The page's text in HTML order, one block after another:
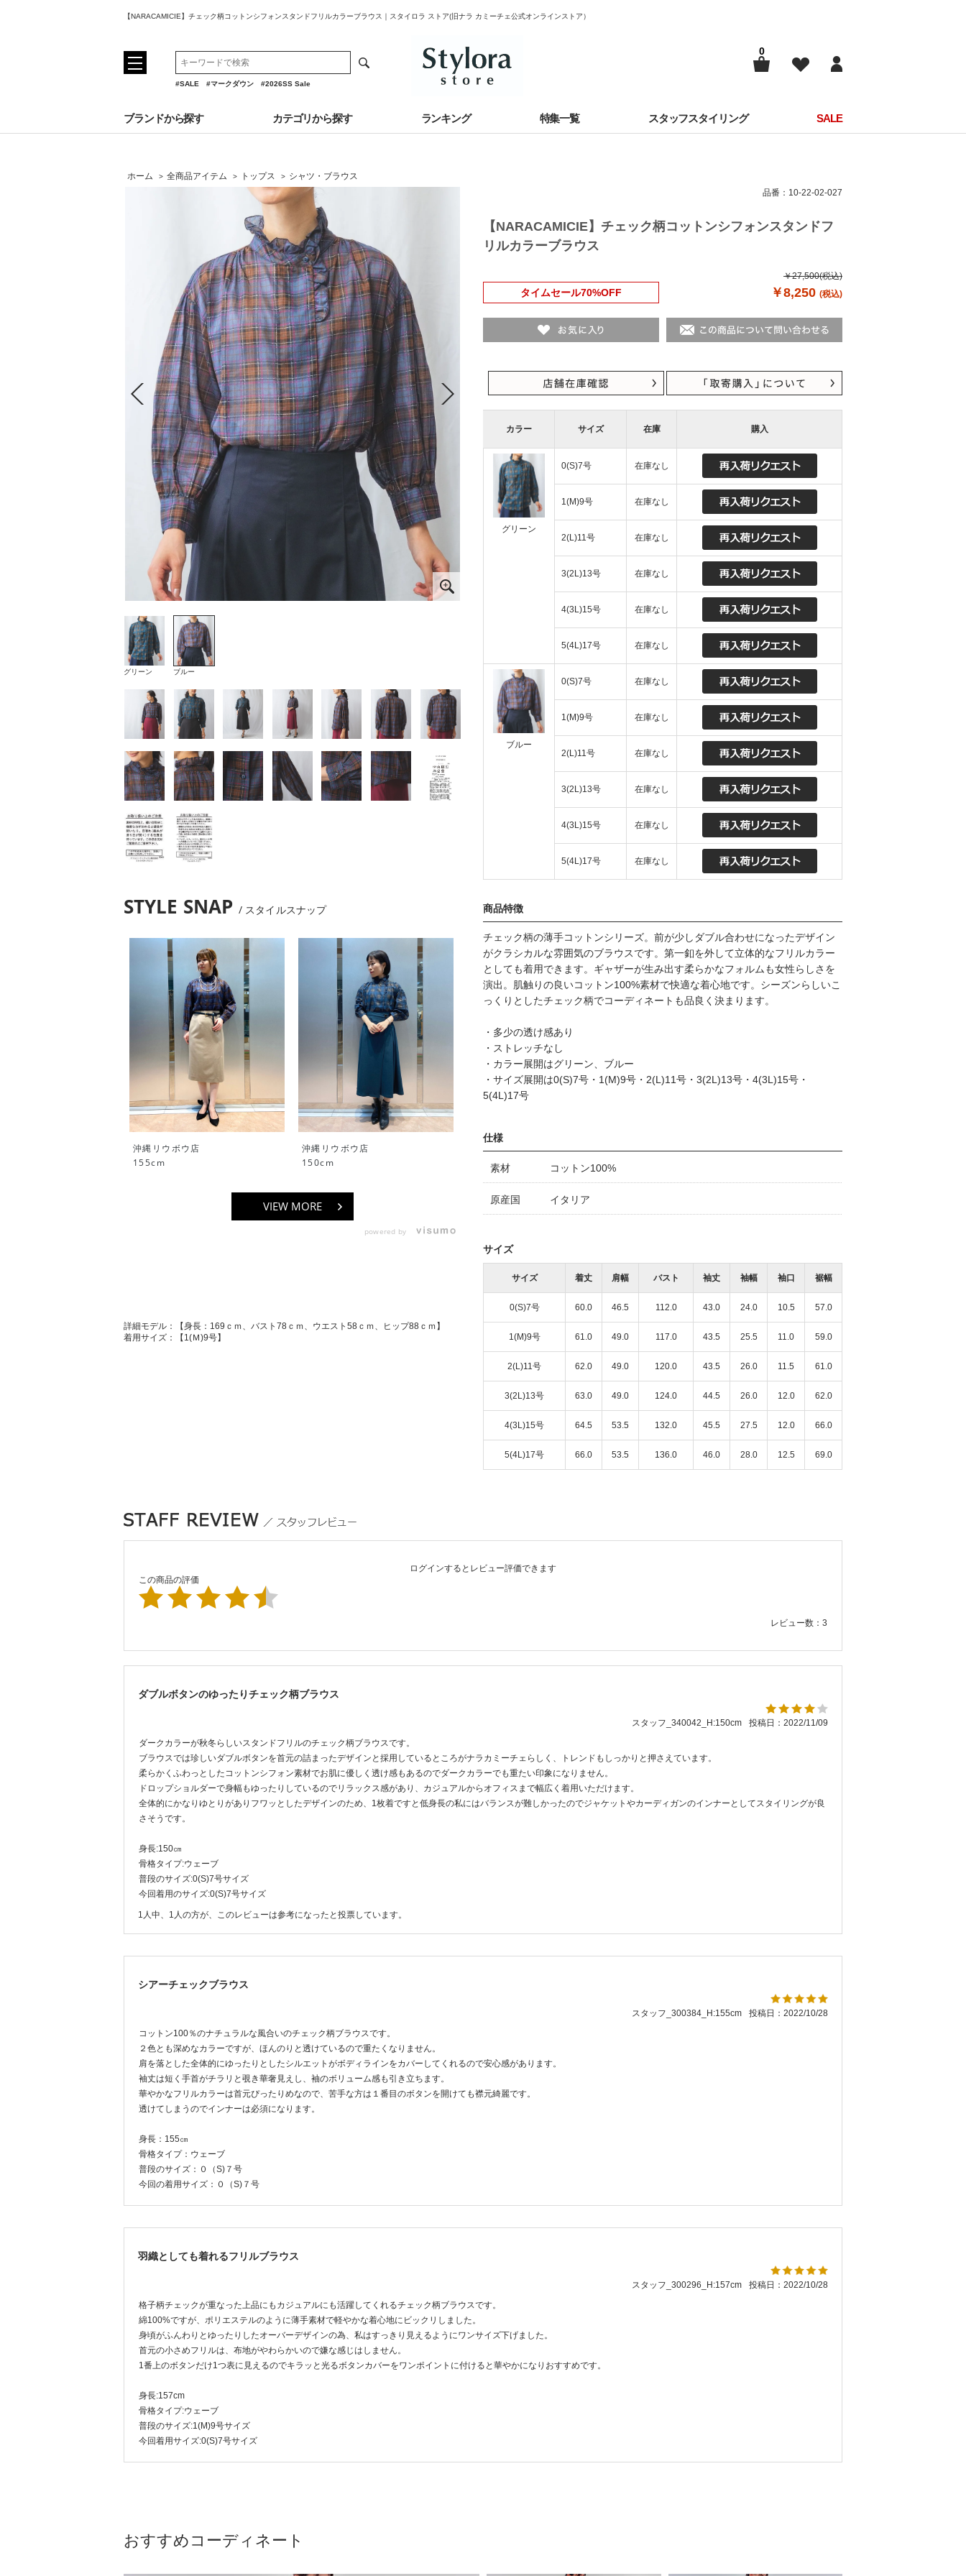
【NARACAMICIE】チェック柄コットンシフォンスタンドフリルカラーブラウス｜スタイロラ ストア(旧ナラ カミーチェ公式オンラインストア）
#SALE #マークダウン #2026SS Sale
0
ブランドから探す カテゴリから探す ランキング 特集一覧 スタッフスタイリング SALE
ホーム > 全商品アイテム > トップス > シャツ・ブラウス
グリーン ブルー
STYLE SNAP スタイルスナップ
沖縄リウボウ店
155cm
沖縄リウボウ店
150cm
沖縄リウボウ店
157cm
沖縄リウボウ店
梅田大丸店
VIEW MORE
powered by
詳細モデル：【身長：169ｃｍ、バスト78ｃｍ、ウエスト58ｃｍ、ヒップ88ｃｍ】
着用サイズ：【1(Ｍ)9号】
品番：10-22-02-027
【NARACAMICIE】チェック柄コットンシフォンスタンドフ
リルカラーブラウス
￥27,500(税込)
タイムセール70%OFF ￥8,250 (税込)
カラー サイズ 在庫 購入
グリーン
0(S)7号 在庫なし
1(M)9号 在庫なし
2(L)11号 在庫なし
3(2L)13号 在庫なし
4(3L)15号 在庫なし
5(4L)17号 在庫なし
ブルー
0(S)7号 在庫なし
1(M)9号 在庫なし
2(L)11号 在庫なし
3(2L)13号 在庫なし
4(3L)15号 在庫なし
5(4L)17号 在庫なし
商品特徴
チェック柄の薄手コットンシリーズ。前が少しダブル合わせになったデザイン
がクラシカルな雰囲気のブラウスです。第一釦を外して立体的なフリルカラー
としても着用できます。ギャザーが生み出す柔らかなフォルムも女性らしさを
演出。肌触りの良いコットン100%素材で快適な着心地です。シーズンらしいこ
っくりとしたチェック柄でコーディネートも品良く決まります。
・多少の透け感あり
・ストレッチなし
・カラー展開はグリーン、ブルー
・サイズ展開は0(S)7号・1(M)9号・2(L)11号・3(2L)13号・4(3L)15号・
5(4L)17号
仕様
素材 コットン100%
原産国 イタリア
サイズ
サイズ 着丈 肩幅 バスト 袖丈 袖幅 袖口 裾幅
0(S)7号 60.0 46.5 112.0 43.0 24.0 10.5 57.0
1(M)9号 61.0 49.0 117.0 43.5 25.5 11.0 59.0
2(L)11号 62.0 49.0 120.0 43.5 26.0 11.5 61.0
3(2L)13号 63.0 49.0 124.0 44.5 26.0 12.0 62.0
4(3L)15号 64.5 53.5 132.0 45.5 27.5 12.0 66.0
5(4L)17号 66.0 53.5 136.0 46.0 28.0 12.5 69.0
ログインするとレビュー評価できます
この商品の評価
レビュー数：3
ダブルボタンのゆったりチェック柄ブラウス
スタッフ_340042_H:150cm
投稿日：2022/11/09
ダークカラーが秋冬らしいスタンドフリルのチェック柄ブラウスです。
ブラウスでは珍しいダブルボタンを首元の詰まったデザインと採用しているところがナラカミーチェらしく、トレンドもしっかりと押さえています。
柔らかくふわっとしたコットンシフォン素材でお肌に優しく透け感もあるのでダークカラーでも重たい印象になりません。
ドロップショルダーで身幅もゆったりしているのでリラックス感があり、カジュアルからオフィスまで幅広く着用いただけます。
全体的にかなりゆとりがありフワッとしたデザインのため、1枚着ですと低身長の私にはバランスが難しかったのでジャケットやカーディガンのインナーとしてスタイリングが良
さそうです。
身長:150㎝
骨格タイプ:ウェーブ
普段のサイズ:0(S)7号サイズ
今回着用のサイズ:0(S)7号サイズ
1人中、1人の方が、このレビューは参考になったと投票しています。
シアーチェックブラウス
スタッフ_300384_H:155cm
投稿日：2022/10/28
コットン100％のナチュラルな風合いのチェック柄ブラウスです。
２色とも深めなカラーですが、ほんのりと透けているので重たくなりません。
肩を落とした全体的にゆったりとしたシルエットがボディラインをカバーしてくれるので安心感があります。
袖丈は短く手首がチラリと覗き華奢見えし、袖のボリューム感も引き立ちます。
華やかなフリルカラーは首元ぴったりめなので、苦手な方は１番目のボタンを開けても襟元綺麗です。
透けてしまうのでインナーは必須になります。
身長：155㎝
骨格タイプ：ウェーブ
普段のサイズ：０（S)７号
今回の着用サイズ：０（S)７号
羽織としても着れるフリルブラウス
スタッフ_300296_H:157cm
投稿日：2022/10/28
格子柄チェックが重なった上品にもカジュアルにも活躍してくれるチェック柄ブラウスです。
綿100%ですが、ポリエステルのように薄手素材で軽やかな着心地にビックリしました。
身頃がふんわりとゆったりしたオーバーデザインの為、私はすっきり見えるようにワンサイズ下げました。
首元の小さめフリルは、布地がやわらかいので嫌な感じはしません。
1番上のボタンだけ1つ表に見えるのでキラッと光るボタンカバーをワンポイントに付けると華やかになりおすすめです。
身長:157cm
骨格タイプ:ウェーブ
普段のサイズ:1(M)9号サイズ
今回着用サイズ:0(S)7号サイズ
おすすめコーディネート